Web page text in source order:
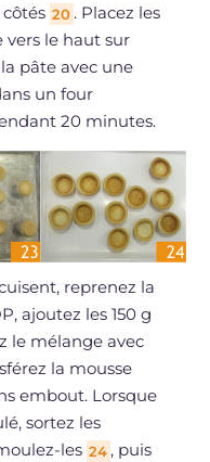
20 . Placez les
vers le haut sur
pâte avec une
un four
20 minutes.
reprenez la
ajoutez les 150 g
le mélange avec
la mousse
embout. Lorsque
sortez les
les 24 , puis